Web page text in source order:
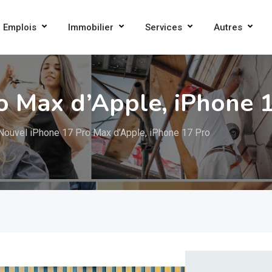
Emplois Immobilier Services Autres
Max d’Apple, iPhone
iPhone 17 Pro Max d’Apple, iPhone 17 Pro